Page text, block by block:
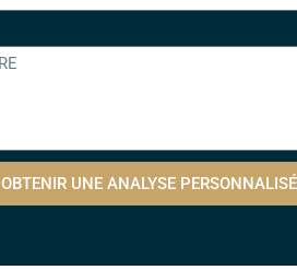
OBTENIR UNE ANALYSE